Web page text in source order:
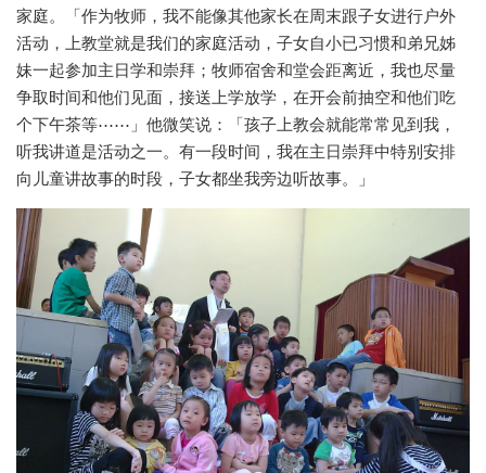
家庭。「作为牧师，我不能像其他家长在周末跟子女进行户外
活动，上教堂就是我们的家庭活动，子女自小已习惯和弟兄姊
妹一起参加主日学和崇拜；牧师宿舍和堂会距离近，我也尽量
争取时间和他们见面，接送上学放学，在开会前抽空和他们吃
个下午茶等⋯⋯」他微笑说：「孩子上教会就能常常见到我，
听我讲道是活动之一。有一段时间，我在主日崇拜中特别安排
向儿童讲故事的时段，子女都坐我旁边听故事。」